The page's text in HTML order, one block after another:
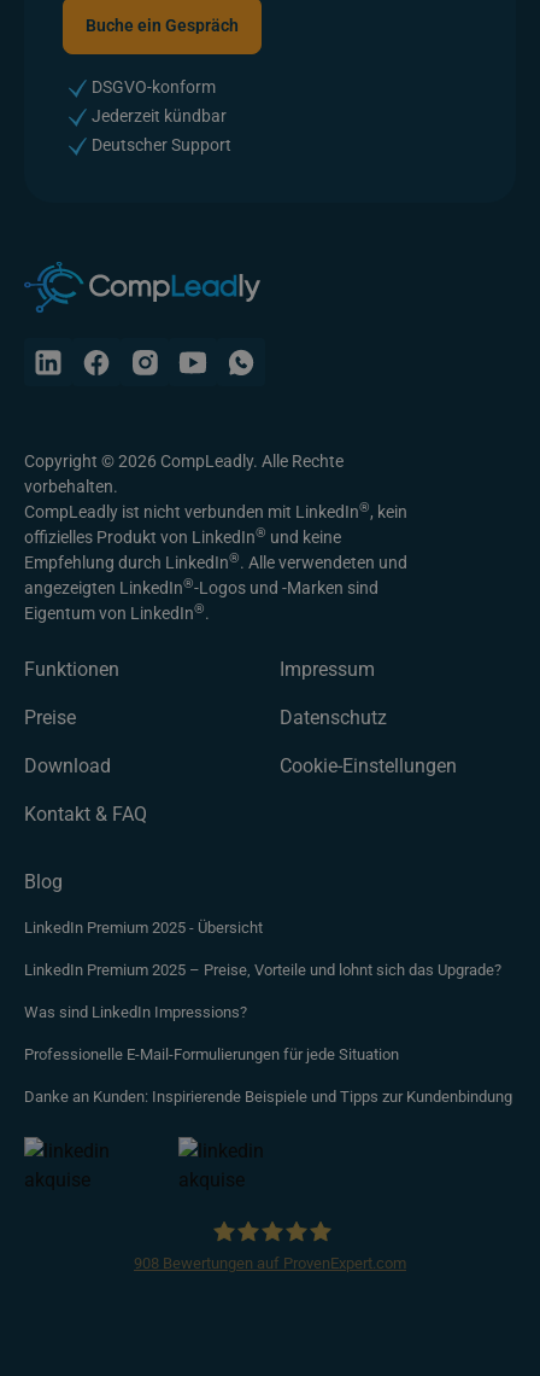
Buche ein Gespräch
DSGVO-konform
Jederzeit kündbar
Deutscher Support
Copyright © 2026 CompLeadly. Alle Rechte
vorbehalten.
CompLeadly ist nicht verbunden mit LinkedIn®, kein
offizielles Produkt von LinkedIn® und keine
Empfehlung durch LinkedIn®. Alle verwendeten und
angezeigten LinkedIn®-Logos und -Marken sind
Eigentum von LinkedIn®.
Funktionen
Preise
Download
Kontakt & FAQ
Impressum
Datenschutz
Cookie-Einstellungen
Blog
LinkedIn Premium 2025 - Übersicht
LinkedIn Premium 2025 – Preise, Vorteile und lohnt sich das Upgrade?
Was sind LinkedIn Impressions?
Professionelle E-Mail-Formulierungen für jede Situation
Danke an Kunden: Inspirierende Beispiele und Tipps zur Kundenbindung
908 Bewertungen auf ProvenExpert.com